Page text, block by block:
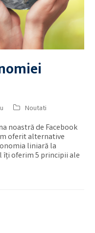
Noutati
noastră de Facebook
oferit alternative
liniară la
îți oferim 5 principii ale